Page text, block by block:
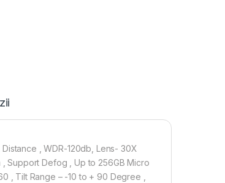
, WDR-120db, Lens- 30X
, Support Defog , Up to 256GB Micro
, Tilt Range – -10 to + 90 Degree ,